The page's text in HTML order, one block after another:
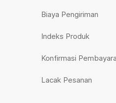
Biaya Pengiriman
Indeks Produk
Konfirmasi
Lacak Pesanan